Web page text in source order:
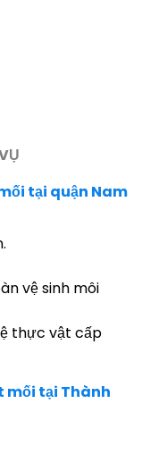
tại quận Nam
vệ sinh môi
thực vật cấp
mối tại Thành